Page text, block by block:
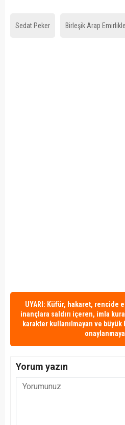
Sedat Peker Birleşik Arap
UYARI: Küfür, hakaret, rencide
inançlara saldırı içeren, imla
karakter kullanılmayan ve büyük
Yorum yazın